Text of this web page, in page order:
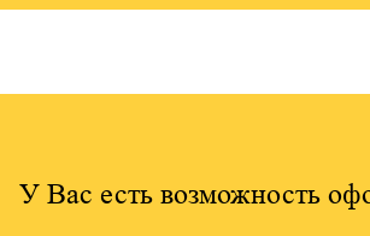
У Вас есть возможность